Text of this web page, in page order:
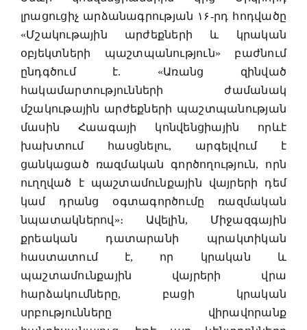
լրացուցիչ արձանագրության ۱۶-րդ հոդվածը
«Մշակութային արժեքների և կրական
օբյեկտների պաշտպանություն» բաժնում
ընդգծում է. «Առանց զինված
հակամարտությունների ժամանակ
մշակութային արժեքների պաշտպանության
մասին Հաագայի կոնվենցիային որևէ
խախտում հասցնելու, արգելվում է
ցանկացած ռազմական գործողություն, որն
ուղղված է պաշտամունքային վայրերի դեմ
կամ դրանց օգտագործումը ռազմական
նպատակներով»։ Ավելին, Միջազգային
քրեական դատարանի պրակտիկան
հաստատում է, որ կրական և
պաշտամունքային վայրերի վրա
հարձակումները, բացի կրական
սրբությունները վիրավորանք